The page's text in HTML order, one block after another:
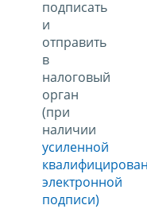
подписать
и
отправить
в
налоговый
орган
(при
наличии
усиленной
электронной
подписи)